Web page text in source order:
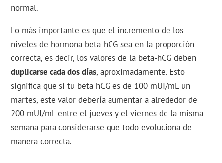
normal.
Lo más importante es que el incremento de los
niveles de hormona beta-hCG sea en la proporción
correcta, es decir, los valores de la beta-hCG deben
duplicarse cada dos días, aproximadamente. Esto
significa que si tu beta hCG es de 100 mUI/mL un
martes, este valor debería aumentar a alrededor de
200 mUI/mL entre el jueves y el viernes de la misma
semana para considerarse que todo evoluciona de
manera correcta.